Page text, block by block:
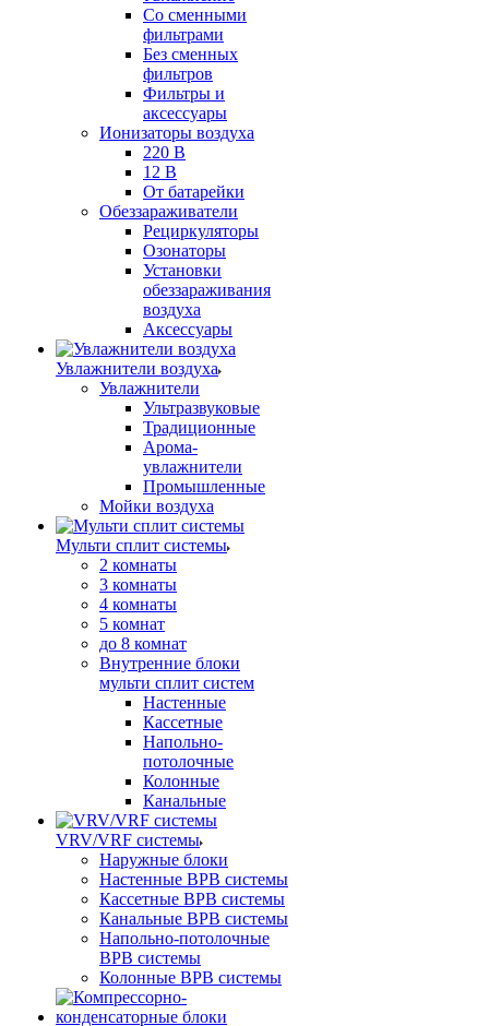
Cо сменными
фильтрами
Без сменных
фильтров
Фильтры и
аксессуары
Ионизаторы воздуха
220 В
12 В
От батарейки
Обеззараживатели
Рециркуляторы
Озонаторы
Установки
обеззараживания
воздуха
Аксессуары
Увлажнители воздуха
Увлажнители
Ультразвуковые
Традиционные
Арома-
увлажнители
Промышленные
Мойки воздуха
Мульти сплит системы
2 комнаты
3 комнаты
4 комнаты
5 комнат
до 8 комнат
Внутренние блоки
мульти сплит систем
Настенные
Кассетные
Напольно-
потолочные
Колонные
Канальные
VRV/VRF системы
Наружные блоки
Настенные ВРВ системы
Кассетные ВРВ системы
Канальные ВРВ системы
Напольно-потолочные
ВРВ системы
Колонные ВРВ системы